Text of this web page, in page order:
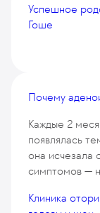
Успешное
Гоше
Почему
Каждые 2
появлялась
она исчезала
симптомов —
Клиника